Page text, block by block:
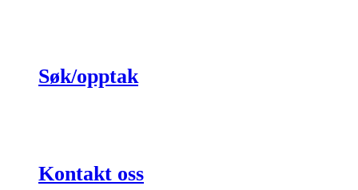
Søk/opptak
Kontakt oss